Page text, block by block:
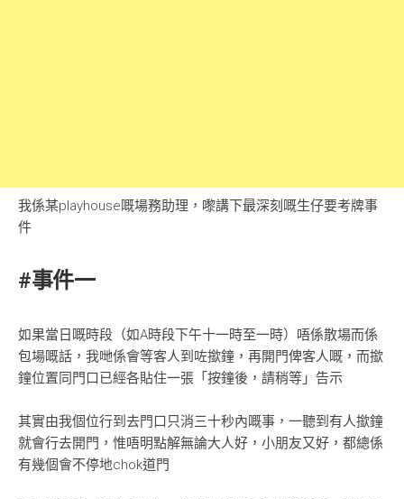
我係某playhouse嘅場務助理，嚟講下最深刻嘅生仔要考牌事
件
#事件一
如果當日嘅時段（如A時段下午十一時至一時）唔係散場而係
包場嘅話，我哋係會等客人到咗撳鐘，再開門俾客人嘅，而撳
鐘位置同門口已經各貼住一張「按鐘後，請稍等」告示
其實由我個位行到去門口只消三十秒內嘅事，一聽到有人撳鐘
就會行去開門，惟唔明點解無論大人好，小朋友又好，都總係
有幾個會不停地chok道門